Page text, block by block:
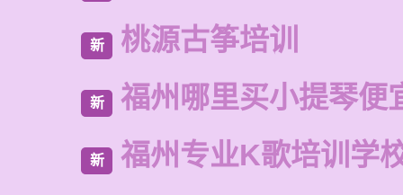
新 桃源古筝培训
新 福州哪里买小提琴便
新 福州专业K歌培训学